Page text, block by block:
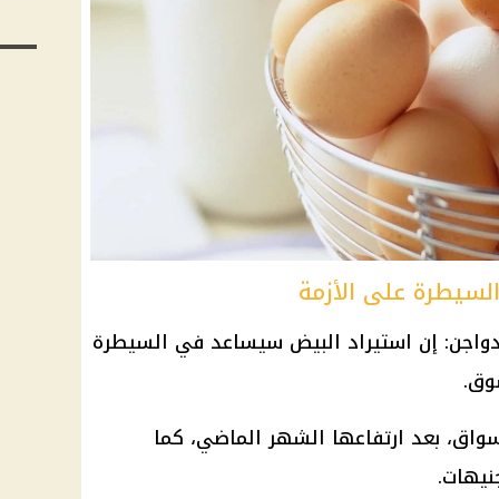
على الأزمة
: إن استيراد البيض سيساعد في السيطرة
بعد ارتفاعها الشهر الماضي، كما